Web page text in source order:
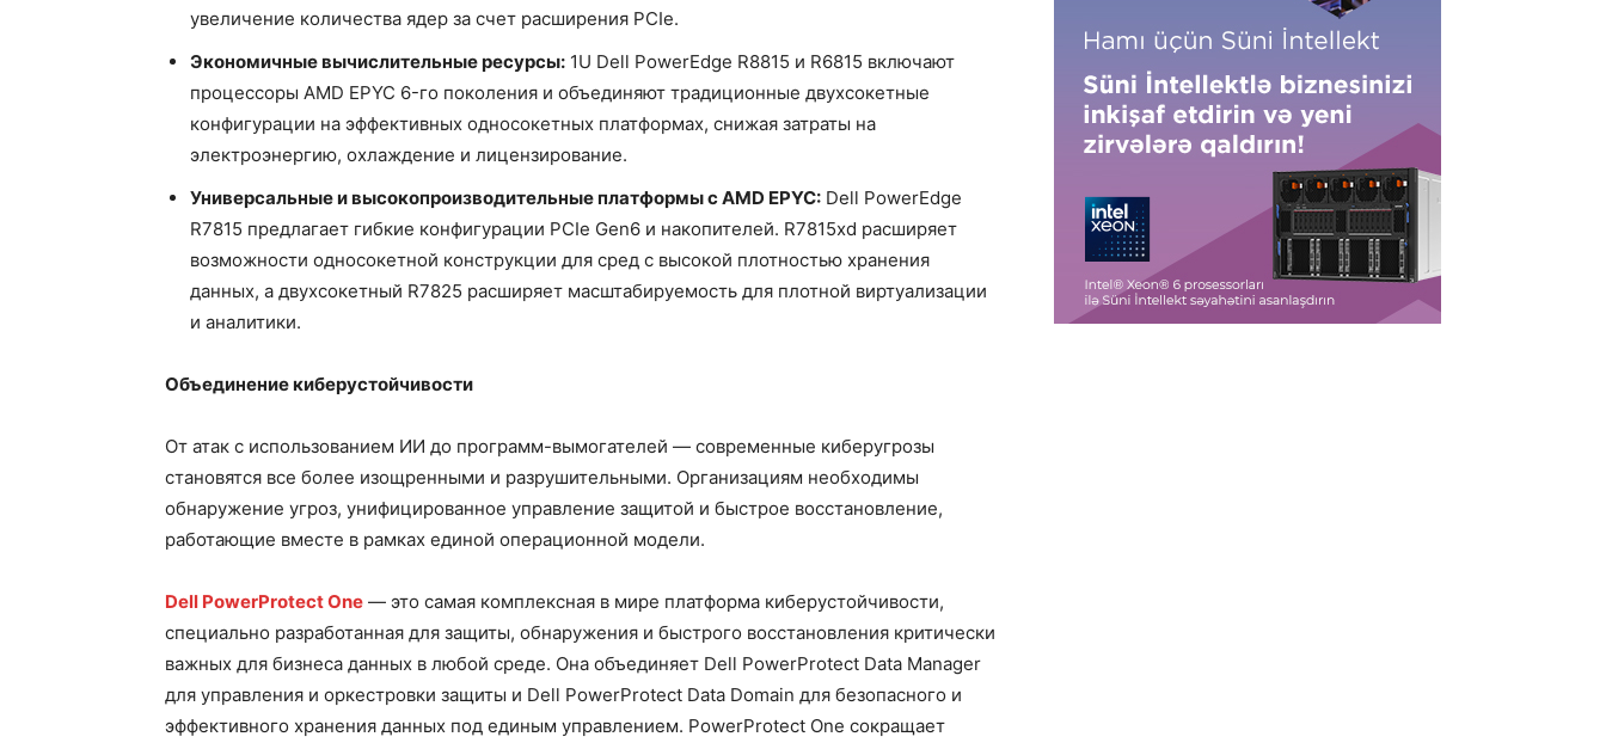
увеличение количества ядер за счет расширения PCIe.
Экономичные вычислительные ресурсы: 1U Dell PowerEdge R8815 и R6815 включают
процессоры AMD EPYC 6-го поколения и объединяют традиционные двухсокетные
конфигурации на эффективных односокетных платформах, снижая затраты на
электроэнергию, охлаждение и лицензирование.
Универсальные и высокопроизводительные платформы с AMD EPYC: Dell PowerEdge
R7815 предлагает гибкие конфигурации PCIe Gen6 и накопителей. R7815xd расширяет
возможности односокетной конструкции для сред с высокой плотностью хранения
данных, а двухсокетный R7825 расширяет масштабируемость для плотной виртуализации
и аналитики.
Объединение киберустойчивости
От атак с использованием ИИ до программ-вымогателей — современные киберугрозы
становятся все более изощренными и разрушительными. Организациям необходимы
обнаружение угроз, унифицированное управление защитой и быстрое восстановление,
работающие вместе в рамках единой операционной модели.
Dell PowerProtect One — это самая комплексная в мире платформа киберустойчивости,
специально разработанная для защиты, обнаружения и быстрого восстановления критически
важных для бизнеса данных в любой среде. Она объединяет Dell PowerProtect Data Manager
для управления и оркестровки защиты и Dell PowerProtect Data Domain для безопасного и
эффективного хранения данных под единым управлением. PowerProtect One сокращает